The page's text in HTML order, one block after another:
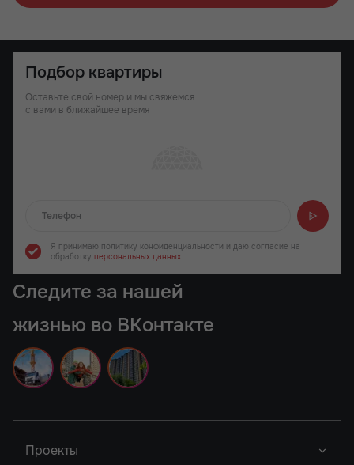
Подбор квартиры
Оставьте свой номер и мы свяжемся
с вами в ближайшее время
Я принимаю политику конфиденциальности и даю согласие на
обработку персональных данных
Следите за нашей
жизнью во ВКонтакте
Проекты